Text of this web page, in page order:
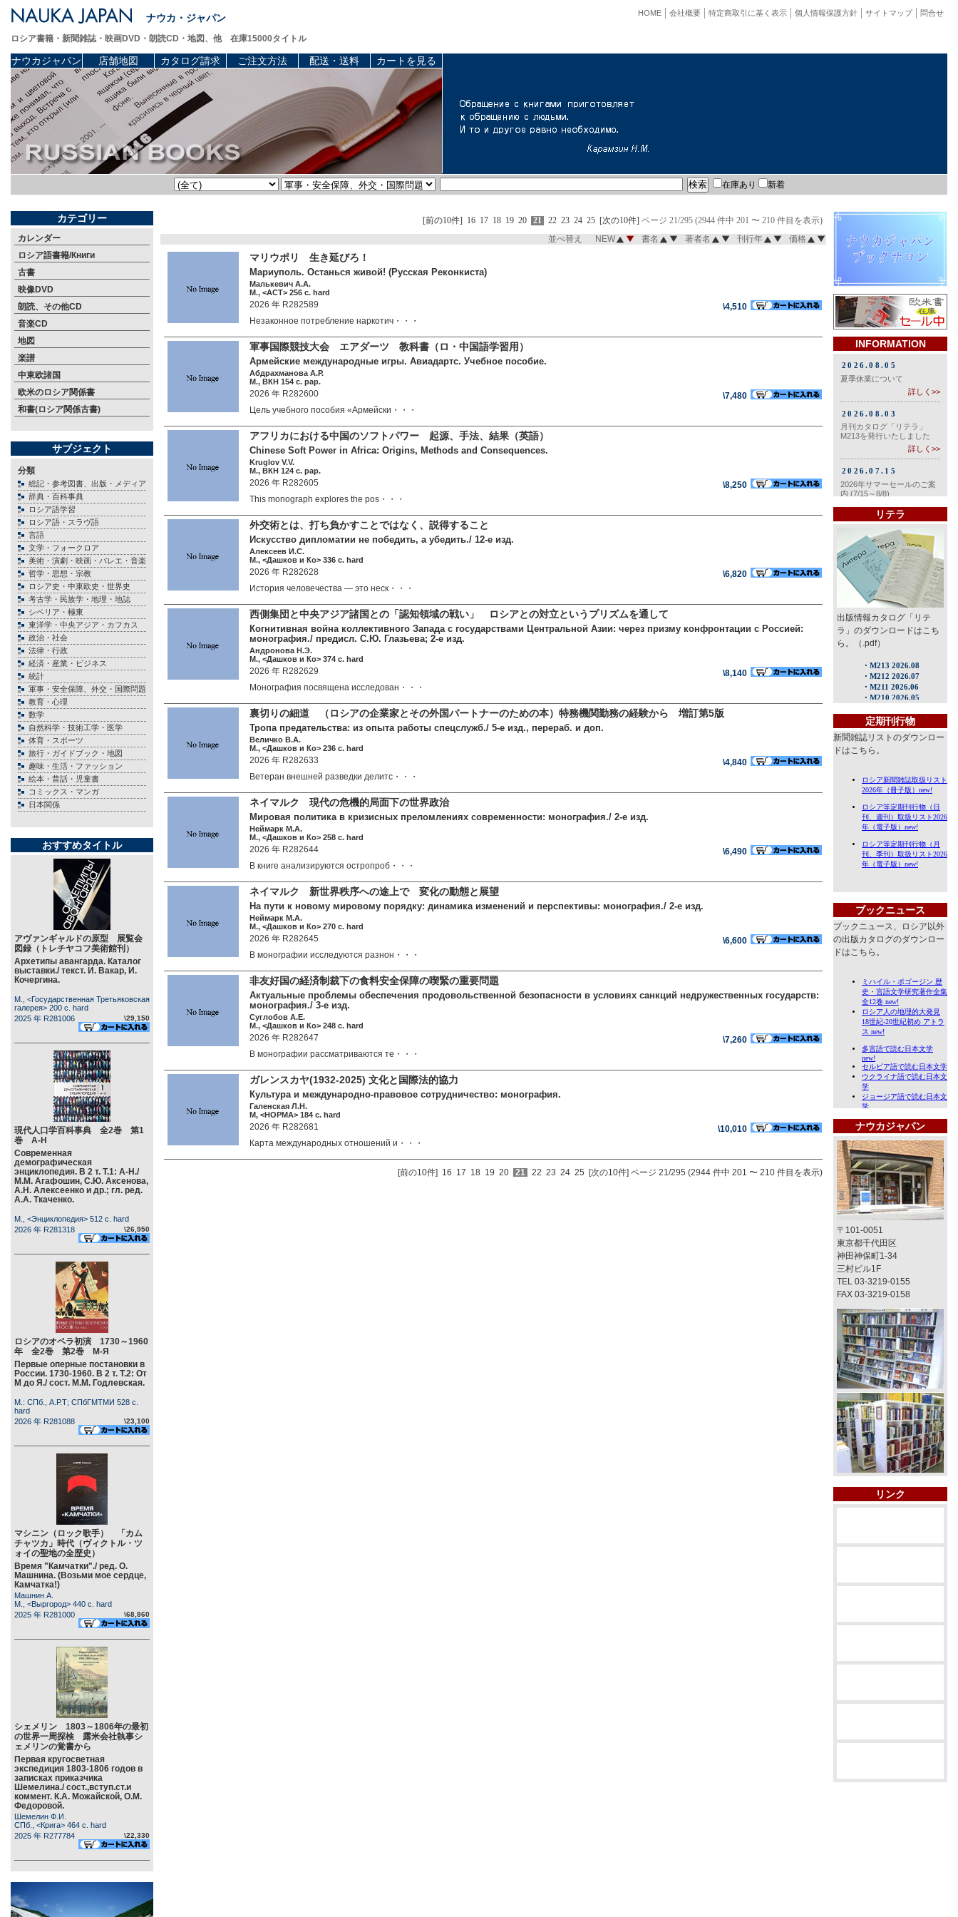
ナウカ・ジャパン 問合せ
サイトマップ
個人情報保護方針
特定商取引に基く表示
会社概要
HOME
ロシア書籍・新聞雑誌・映画DVD・朗読CD・地図、他 在庫15000タイトル
ナウカジャパン 店舗地図 カタログ請求 ご注文方法 配送・送料 カートを見る
在庫あり 新着
カテゴリー
カレンダー
ロシア語書籍/Книги
古書
映像DVD
朗読、その他CD
音楽CD
地図
楽譜
中東欧諸国
欧米のロシア関係書
和書(ロシア関係古書)
サブジェクト
分類
総記・参考図書、出版・メディア
辞典・百科事典
ロシア語学習
ロシア語・スラヴ語
言語
文学・フォークロア
美術・演劇・映画・バレエ・音楽
哲学・思想・宗教
ロシア史・中東欧史・世界史
考古学・民族学・地理・地誌
シベリア・極東
東洋学・中央アジア・カフカス
政治・社会
法律・行政
経済・産業・ビジネス
統計
軍事・安全保障、外交・国際問題
教育・心理
数学
自然科学・技術工学・医学
体育・スポーツ
旅行・ガイドブック・地図
趣味・生活・ファッション
絵本・昔話・児童書
コミックス・マンガ
日本関係
おすすめタイトル
アヴァンギャルドの原型 展覧会
図録（トレチヤコフ美術館刊）
Архетипы авангарда. Каталог
выставки./ текст. И. Вакар, И.
Кочергина.
М., <Государственная Третьяковская
галерея> 200 c. hard
2025 年 R281006
\29,150
現代人口学百科事典 全2巻 第1
巻 А-Н
Современная
демографическая
энциклопедия. В 2 т. Т.1: А-Н./
М.М. Агафошин, С.Ю. Аксенова,
А.Н. Алексеенко и др.; гл. ред.
А.А. Ткаченко.
М., <Энциклопедия> 512 c. hard
2026 年 R281318
\26,950
ロシアのオペラ初演 1730～1960
年 全2巻 第2巻 М-Я
Первые оперные постановки в
России. 1730-1960. В 2 т. Т.2: От
М до Я./ сост. М.М. Годлевская.
М.: СПб., А.Р.Т; СПбГМТМИ 528 c.
hard
2026 年 R281088
\23,100
マシニン（ロック歌手） 「カム
チャツカ」時代（ヴィクトル・ツ
ォイの聖地の全歴史）
Время "Камчатки"./ ред. О.
Машнина. (Возьми мое сердце,
Камчатка!)
Машнин А.
М., <Выргород> 440 c. hard
2025 年 R281000
\68,860
シェメリン 1803～1806年の最初
の世界一周探検 露米会社執事シ
ェメリンの覚書から
Первая кругосветная
экспедиция 1803-1806 годов в
записках приказчика
Шемелина./ сост.,вступ.ст.и
коммент. К.А. Можайской, О.М.
Федоровой.
Шемелин Ф.И.
СПб., <Крига> 464 c. hard
2025 年 R277784
\22,330
[前の10件] 16 17 18 19 20 21 22 23 24 25 [次の10件] ページ 21/295 (2944 件中 201 〜 210 件目を表示)
並べ替え NEW 書名 著者名 刊行年 価格
マリウポリ 生き延びろ！
Мариуполь. Останься живой! (Русская Реконкиста)
Малькевич А.А.
М., <АСТ> 256 c. hard
2026 年 R282589
\4,510
Незаконное потребление наркотич・・・
軍事国際競技大会 エアダーツ 教科書（ロ・中国語学習用）
Армейские международные игры. Авиадартс. Учебное пособие.
Абдрахманова А.Р.
М., ВКН 154 c. pap.
2026 年 R282600
\7,480
Цель учебного пособия «Армейски・・・
アフリカにおける中国のソフトパワー 起源、手法、結果（英語）
Chinese Soft Power in Africa: Origins, Methods and Consequences.
Kruglov V.V.
М., ВКН 124 c. pap.
2026 年 R282605
\8,250
This monograph explores the pos・・・
外交術とは、打ち負かすことではなく、説得すること
Искусство дипломатии не победить, а убедить./ 12-е изд.
Алексеев И.С.
М., <Дашков и Ко> 336 c. hard
2026 年 R282628
\6,820
История человечества — это неск・・・
西側集団と中央アジア諸国との「認知領域の戦い」 ロシアとの対立というプリズムを通して
Когнитивная война коллективного Запада с государствами Центральной Азии: через призму конфронтации с Россией:
монография./ предисл. С.Ю. Глазьева; 2-е изд.
Андронова Н.Э.
М., <Дашков и Ко> 374 c. hard
2026 年 R282629
\8,140
Монография посвящена исследован・・・
裏切りの細道 （ロシアの企業家とその外国パートナーのための本）特務機関勤務の経験から 増訂第5版
Тропа предательства: из опыта работы спецслужб./ 5-е изд., перераб. и доп.
Величко В.А.
М., <Дашков и Ко> 236 c. hard
2026 年 R282633
\4,840
Ветеран внешней разведки делитс・・・
ネイマルク 現代の危機的局面下の世界政治
Мировая политика в кризисных преломлениях современности: монография./ 2-е изд.
Неймарк М.А.
М., <Дашков и Ко> 258 c. hard
2026 年 R282644
\6,490
В книге анализируются остропроб・・・
ネイマルク 新世界秩序への途上で 変化の動態と展望
На пути к новому мировому порядку: динамика изменений и перспективы: монография./ 2-е изд.
Неймарк М.А.
М., <Дашков и Ко> 270 c. hard
2026 年 R282645
\6,600
В монографии исследуются разнон・・・
非友好国の経済制裁下の食料安全保障の喫緊の重要問題
Актуальные проблемы обеспечения продовольственной безопасности в условиях санкций недружественных государств:
монография./ 3-е изд.
Суглобов А.Е.
М., <Дашков и Ко> 248 c. hard
2026 年 R282647
\7,260
В монографии рассматриваются те・・・
ガレンスカヤ(1932-2025) 文化と国際法的協力
Культура и международно-правовое сотрудничество: монография.
Галенская Л.Н.
М, <НОРМА> 184 c. hard
2026 年 R282681
\10,010
Карта международных отношений и・・・
[前の10件] 16 17 18 19 20 21 22 23 24 25 [次の10件] ページ 21/295 (2944 件中 201 〜 210 件目を表示)
INFORMATION
リテラ
出版情報カタログ「リテ
ラ」のダウンロードはこち
ら。（.pdf）
定期刊行物
新聞雑誌リストのダウンロー
ドはこちら。
ブックニュース
ブックニュース、ロシア以外
の出版カタログのダウンロー
ドはこちら。
ナウカジャパン
〒101-0051
東京都千代田区
神田神保町1-34
三村ビル1F
TEL 03-3219-0155
FAX 03-3219-0158
リンク